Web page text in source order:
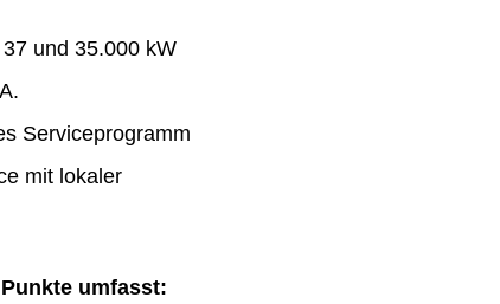
und 35.000 kW
Serviceprogramm
mit lokaler
umfasst: